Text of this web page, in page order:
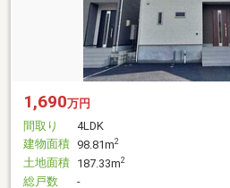
1,690万円
間取り
4LDK
建物面積 98.81m2
土地面積 187.33m2
総戸数 -